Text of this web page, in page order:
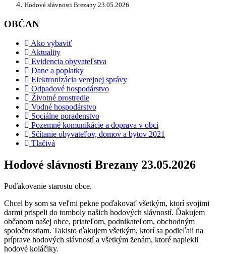
Hodové slávnosti Brezany 23.05.2026
OBČAN
Ako vybaviť
Aktuality
Evidencia obyvateľstva
Dane a poplatky
Elektronizácia verejnej správy
Odpadové hospodárstvo
Životné prostredie
Vodné hospodárstvo
Sociálne poradenstvo
Pozemné komunikácie a doprava v obci
Sčítanie obyvateľov, domov a bytov 2021
Tlačivá
Hodové slávnosti Brezany 23.05.2026
Poďakovanie starostu obce.
Chcel by som sa veľmi pekne poďakovať všetkým, ktorí svojimi
darmi prispeli do tomboly našich hodových slávností. Ďakujem
občanom našej obce, priateľom, podnikateľom, obchodným
spoločnostiam. Takisto ďakujem všetkým, ktorí sa podieľali na
príprave hodových slávností a všetkým ženám, ktoré napiekli
hodové koláčiky.